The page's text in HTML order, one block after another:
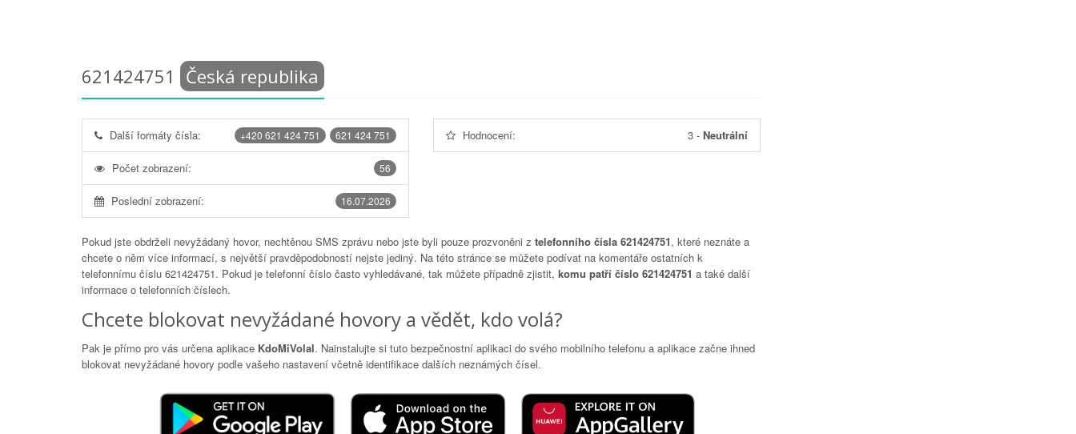
621424751 Česká republika
621 424 751
+420 621 424 751
Další formáty čísla:
56
Počet zobrazení:
16.07.2026
Poslední zobrazení:
Hodnocení: 3- Neutrální
Pokud jste obdrželi nevyžádaný hovor, nechtěnou SMS zprávu nebo jste byli pouze prozvoněni z telefonního čísla 621424751, které neznáte a
chcete o něm více informací, s největší pravděpodobností nejste jediný. Na této stránce se můžete podívat na komentáře ostatních k
telefonnímu číslu 621424751. Pokud je telefonní číslo často vyhledávané, tak můžete případně zjistit, komu patří číslo 621424751 a také další
informace o telefonních číslech.
Chcete blokovat nevyžádané hovory a vědět, kdo volá?
Pak je přímo pro vás určena aplikace KdoMiVolal. Nainstalujte si tuto bezpečnostní aplikaci do svého mobilního telefonu a aplikace začne ihned
blokovat nevyžádané hovory podle vašeho nastavení včetně identifikace dalších neznámých čísel.